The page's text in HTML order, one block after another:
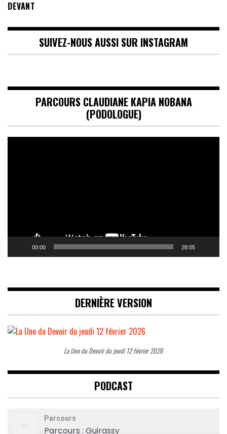
DEVANT
SUIVEZ-NOUS AUSSI SUR INSTAGRAM
PARCOURS CLAUDIANE KAPIA NOBANA
(PODOLOGUE)
00:00 28:05
DERNIÈRE VERSION
La Une du Devoir du jeudi 12 février 2026
PODCAST
Parcours
Parcours : Guirassy